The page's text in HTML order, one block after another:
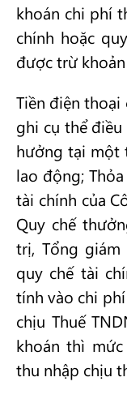
khoán chi phí
chính hoặc
được trừ
Tiền điện
ghi cụ thể
hưởng tại một
lao động;
tài chính của
Quy chế
trị, Tổng
quy chế tài
tính vào chi
chịu Thuế
khoán thì
thu nhập chịu